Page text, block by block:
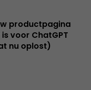
productpagina
voor ChatGPT
nu oplost)